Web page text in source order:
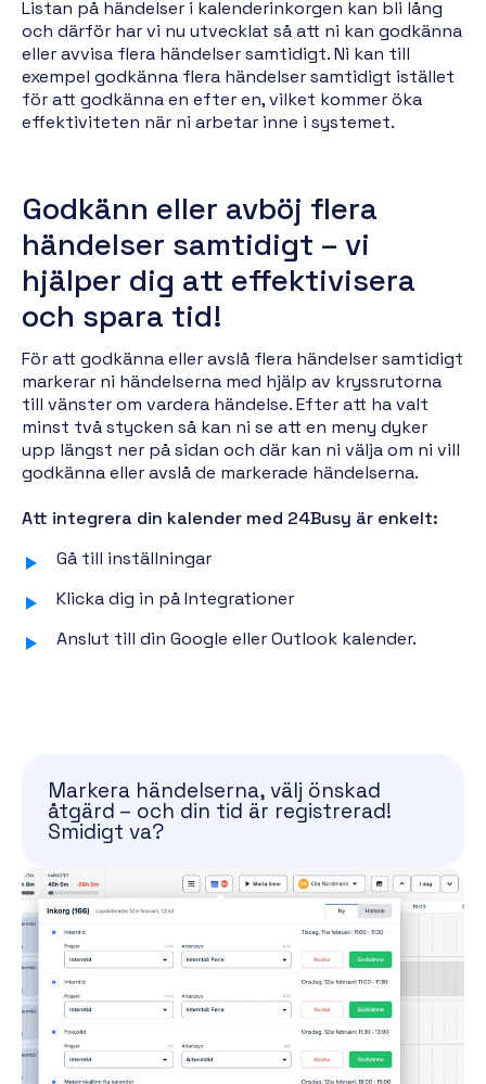
Listan på händelser i kalenderinkorgen kan bli lång
och därför har vi nu utvecklat så att ni kan godkänna
eller avvisa flera händelser samtidigt. Ni kan till
exempel godkänna flera händelser samtidigt istället
för att godkänna en efter en, vilket kommer öka
effektiviteten när ni arbetar inne i systemet.
Godkänn eller avböj flera
händelser samtidigt – vi
hjälper dig att effektivisera
och spara tid!
För att godkänna eller avslå flera händelser samtidigt
markerar ni händelserna med hjälp av kryssrutorna
till vänster om vardera händelse. Efter att ha valt
minst två stycken så kan ni se att en meny dyker
upp längst ner på sidan och där kan ni välja om ni vill
godkänna eller avslå de markerade händelserna.
Att integrera din kalender med 24Busy är enkelt:
Gå till inställningar
Klicka dig in på Integrationer
Anslut till din Google eller Outlook kalender.
Markera händelserna, välj önskad
åtgärd – och din tid är registrerad!
Smidigt va?